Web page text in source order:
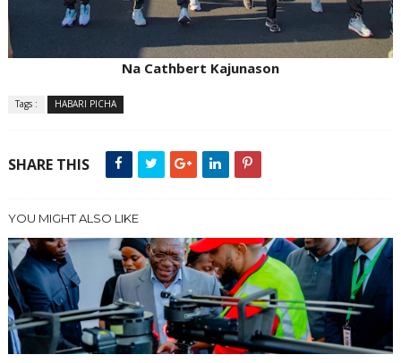
Na Cathbert Kajunason
Tags : HABARI PICHA
SHARE THIS
YOU MIGHT ALSO LIKE